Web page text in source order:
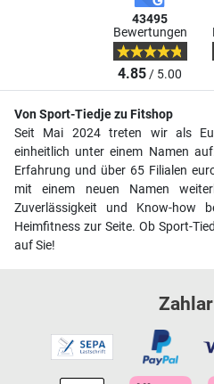
43495
Bewertungen
4.85/ 5.00
Von Sport-Tiedje zu Fitshop
Seit Mai 2024 treten wir als
einheitlich unter einem Namen
Erfahrung und über 65 Filialen
mit einem neuen Namen
Zuverlässigkeit und Know-how
Heimfitness zur Seite. Ob Sport-
auf Sie!